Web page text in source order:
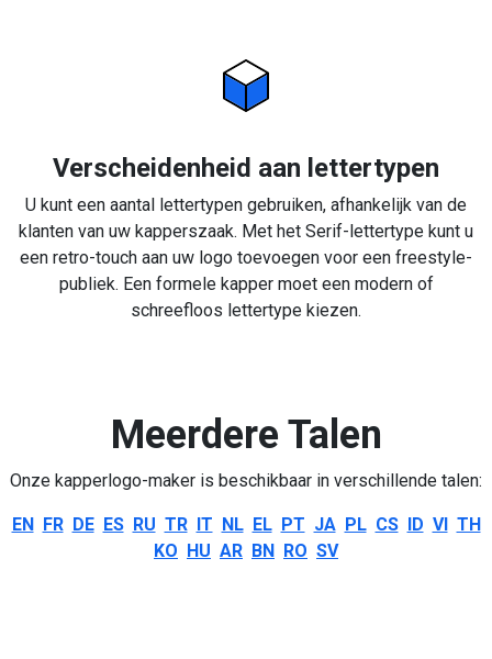
Verscheidenheid aan lettertypen
U kunt een aantal lettertypen gebruiken, afhankelijk van de
klanten van uw kapperszaak. Met het Serif-lettertype kunt u
een retro-touch aan uw logo toevoegen voor een freestyle-
publiek. Een formele kapper moet een modern of
schreefloos lettertype kiezen.
Meerdere Talen
Onze kapperlogo-maker is beschikbaar in verschillende talen:
EN FR DE ES RU TR IT NL EL PT JA PL CS ID VI TH
KO HU AR BN RO SV